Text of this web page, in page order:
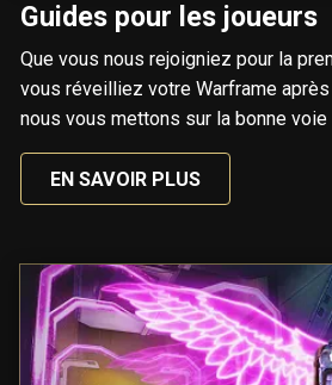
Guides pour les joueurs
Que vous nous rejoigniez pour la
vous réveilliez votre Warframe
nous vous mettons sur la bonne voie
EN SAVOIR PLUS